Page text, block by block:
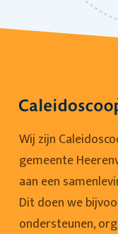
Wij zijn
gemeente
aan een
Dit doen we
ondersteunen,